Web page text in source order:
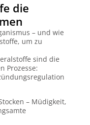
die
– und wie
um zu
sind die
Prozesse:
– Müdigkeit,